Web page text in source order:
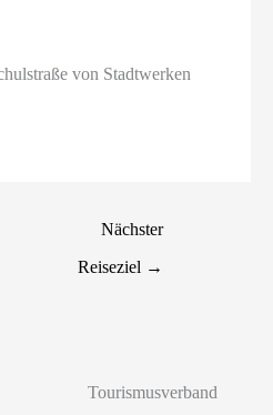
von Stadtwerken
Nächster
Reiseziel →
Tourismusverband